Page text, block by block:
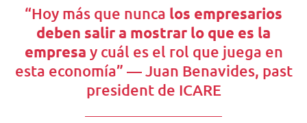
“Hoy más que nunca los empresarios
deben salir a mostrar lo que es la
empresa y cuál es el rol que juega en
esta economía” — Juan Benavides, past
president de ICARE